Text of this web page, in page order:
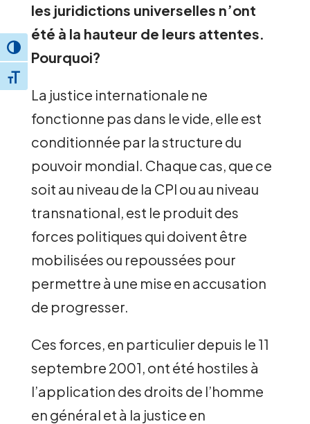
Toggle High Contrast
Toggle Font size
les juridictions universelles n’ont
été à la hauteur de leurs attentes.
Pourquoi?
La justice internationale ne
fonctionne pas dans le vide, elle est
conditionnée par la structure du
pouvoir mondial. Chaque cas, que ce
soit au niveau de la CPI ou au niveau
transnational, est le produit des
forces politiques qui doivent être
mobilisées ou repoussées pour
permettre à une mise en accusation
de progresser.
Ces forces, en particulier depuis le 11
septembre 2001, ont été hostiles à
l’application des droits de l’homme
en général et à la justice en